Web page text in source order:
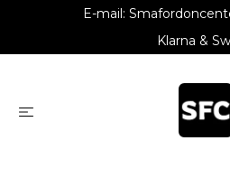
E-mail:
Klarna &